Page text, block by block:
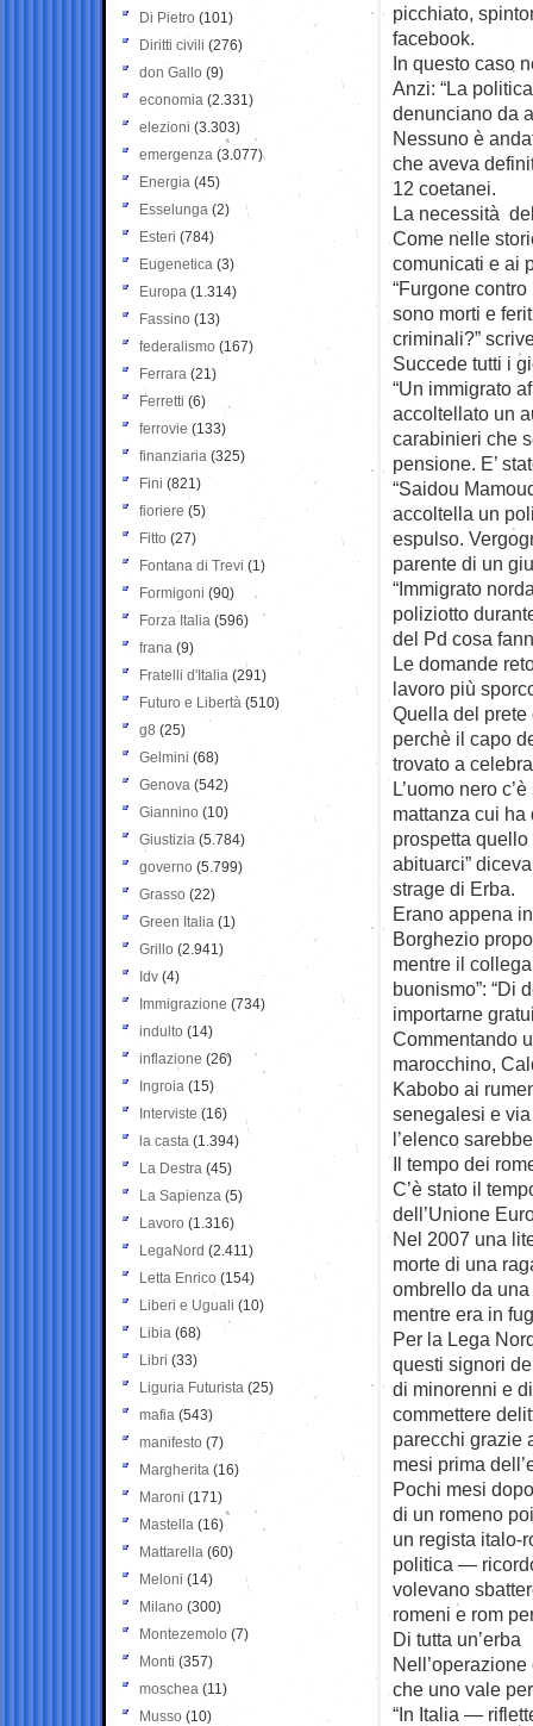
picchiato,
facebook.
In questo caso
Anzi: “La
denunciano da
Nessuno è
che aveva
12 coetanei.
La necessità
Come nelle
comunicati e ai
“Furgone
sono morti e
criminali?”
Succede tutti i
“Un immigrato
accoltellato un
carabinieri che
pensione. E’
“Saidou
accoltella un
espulso.
parente di un
“Immigrato
poliziotto
del Pd cosa
Le domande
lavoro più
Quella del
perchè il capo
trovato a
L’uomo nero
mattanza cui
prospetta
abituarci”
strage di Erba.
Erano appena
Borghezio
mentre il
buonismo”: “Di
importarne
Commentando
marocchino,
Kabobo ai
senegalesi e
l’elenco
Il tempo dei
C’è stato il
dell’Unione
Nel 2007 una
morte di una
ombrello da
mentre era in
Per la Lega
questi signori
di minorenni e
commettere
parecchi grazie
mesi prima
Pochi mesi
di un romeno
un regista italo-
politica —
volevano
romeni e rom
Di tutta un’erba
che uno vale
“In Italia —
Di Pietro (101)
Diritti civili (276)
don Gallo (9)
economia (2.331)
elezioni (3.303)
emergenza (3.077)
Energia (45)
Esselunga (2)
Esteri (784)
Eugenetica (3)
Europa (1.314)
Fassino (13)
federalismo (167)
Ferrara (21)
Ferretti (6)
ferrovie (133)
finanziaria (325)
Fini (821)
fioriere (5)
Fitto (27)
Fontana di Trevi (1)
Formigoni (90)
Forza Italia (596)
frana (9)
Fratelli d'Italia (291)
Futuro e Libertà (510)
g8 (25)
Gelmini (68)
Genova (542)
Giannino (10)
Giustizia (5.784)
governo (5.799)
Grasso (22)
Green Italia (1)
Grillo (2.941)
Idv (4)
Immigrazione (734)
indulto (14)
inflazione (26)
Ingroia (15)
Interviste (16)
la casta (1.394)
La Destra (45)
La Sapienza (5)
Lavoro (1.316)
LegaNord (2.411)
Letta Enrico (154)
Liberi e Uguali (10)
Libia (68)
Libri (33)
Liguria Futurista (25)
mafia (543)
manifesto (7)
Margherita (16)
Maroni (171)
Mastella (16)
Mattarella (60)
Meloni (14)
Milano (300)
Montezemolo (7)
Monti (357)
moschea (11)
Musso (10)